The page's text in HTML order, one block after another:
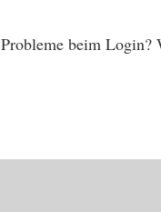
Probleme beim Login?